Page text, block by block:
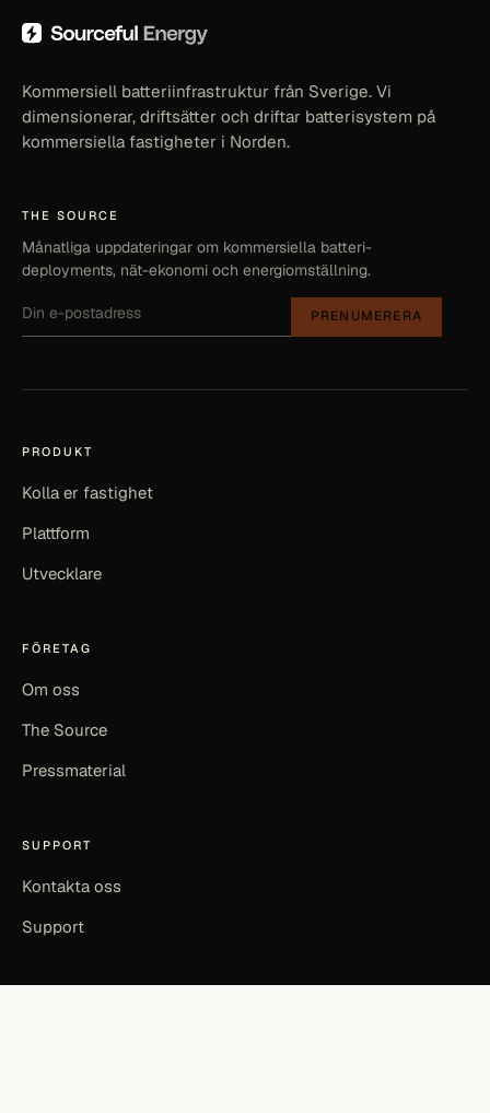
Kommersiell batteriinfrastruktur från Sverige. Vi
dimensionerar, driftsätter och driftar batterisystem på
kommersiella fastigheter i Norden.
THE SOURCE
Månatliga uppdateringar om kommersiella batteri-
deployments, nät-ekonomi och energiomställning.
PRENUMERERA
PRODUKT
Kolla er fastighet
Plattform
Utvecklare
FÖRETAG
Om oss
The Source
Pressmaterial
SUPPORT
Kontakta oss
Support